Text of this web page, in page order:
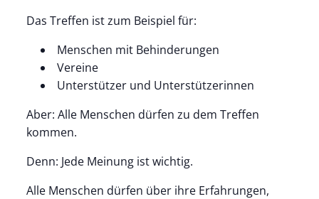
Das Treffen ist zum Beispiel für:
Menschen mit Behinderungen
Vereine
Unterstützer und Unterstützerinnen
Aber: Alle Menschen dürfen zu dem Treffen
kommen.
Denn: Jede Meinung ist wichtig.
Alle Menschen dürfen über ihre Erfahrungen,